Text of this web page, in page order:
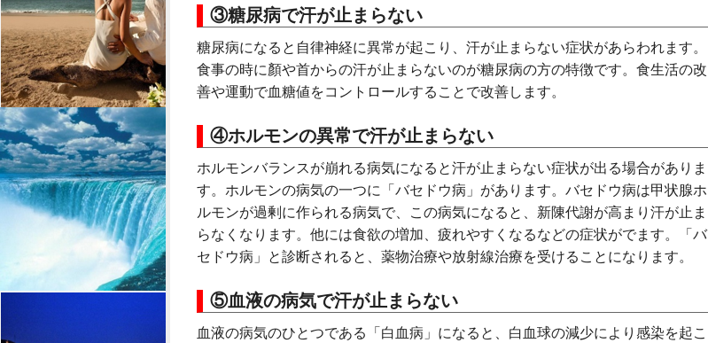
③糖尿病で汗が止まらない
糖尿病になると自律神経に異常が起こり、汗が止まらない症状があらわれます。
食事の時に顏や首からの汗が止まらないのが糖尿病の方の特徴です。食生活の改
善や運動で血糖値をコントロールすることで改善します。
④ホルモンの異常で汗が止まらない
ホルモンバランスが崩れる病気になると汗が止まらない症状が出る場合がありま
す。ホルモンの病気の一つに「バセドウ病」があります。バセドウ病は甲状腺ホ
ルモンが過剰に作られる病気で、この病気になると、新陳代謝が高まり汗が止ま
らなくなります。他には食欲の増加、疲れやすくなるなどの症状がでます。「バ
セドウ病」と診断されると、薬物治療や放射線治療を受けることになります。
⑤血液の病気で汗が止まらない
血液の病気のひとつである「白血病」になると、白血球の減少により感染を起こ